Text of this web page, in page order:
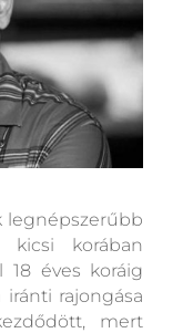
legnépszerűbb
kicsi korában
18 éves koráig
rajongása
mert